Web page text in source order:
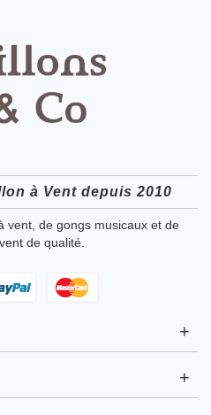
à Vent depuis 2010
vent, de gongs musicaux et de
de qualité.
+
+